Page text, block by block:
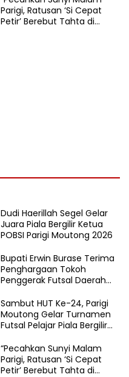
Parigi, Ratusan ‘Si Cepat
Petir’ Berebut Tahta di
Dudi Haerillah Segel Gelar
Juara Piala Bergilir Ketua
POBSI Parigi Moutong 2026
Bupati Erwin Burase Terima
Penghargaan Tokoh
Penggerak Futsal Daerah
Pelajar
Sambut HUT Ke-24, Parigi
Moutong Gelar Turnamen
Futsal Pelajar Piala Bergilir
Juta
“Pecahkan Sunyi Malam
Parigi, Ratusan ‘Si Cepat
Petir’ Berebut Tahta di